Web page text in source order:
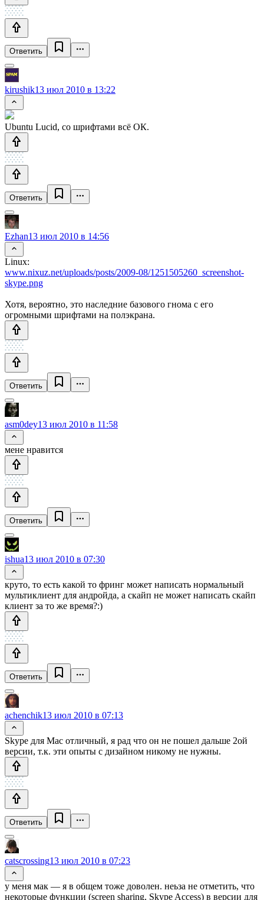
Ответить
kirushik13 июл 2010 в 13:22
Ubuntu Lucid, со шрифтами всё ОК.
Ответить
Ezhan13 июл 2010 в 14:56
Linux:
www.nixuz.net/uploads/posts/2009-08/1251505260_screenshot-
skype.png
Хотя, вероятно, это наследние базового гнома с его
огромными шрифтами на полэкрана.
Ответить
asm0dey13 июл 2010 в 11:58
мене нравится
Ответить
ishua13 июл 2010 в 07:30
круто, то есть какой то фринг может написать нормальный
мультиклиент для андройда, а скайп не может написать скайп
клиент за то же время?:)
Ответить
achenchik13 июл 2010 в 07:13
Skype для Mac отличный, я рад что он не пошел дальше 2ой
версии, т.к. эти опыты с дизайном никому не нужны.
Ответить
catscrossing13 июл 2010 в 07:23
у меня мак — я в общем тоже доволен. неьза не отметить, что
некоторые функции (screen sharing, Skype Access) в версии для